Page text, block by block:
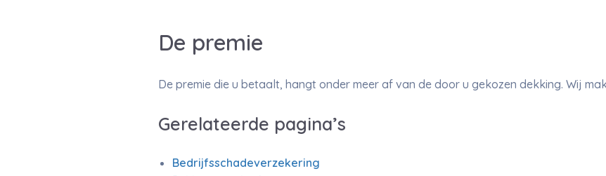
De premie
De premie die u betaalt, hangt onder meer af van de door u gekozen dekking. Wij
Gerelateerde pagina’s
Bedrijfsschadeverzekering